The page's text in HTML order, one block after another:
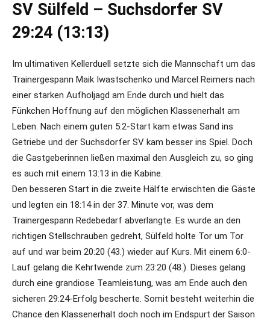
SV Sülfeld – Suchsdorfer SV
29:24 (13:13)
Im ultimativen Kellerduell setzte sich die Mannschaft um das
Trainergespann Maik Iwastschenko und Marcel Reimers nach
einer starken Aufholjagd am Ende durch und hielt das
Fünkchen Hoffnung auf den möglichen Klassenerhalt am
Leben. Nach einem guten 5:2-Start kam etwas Sand ins
Getriebe und der Suchsdorfer SV kam besser ins Spiel. Doch
die Gastgeberinnen ließen maximal den Ausgleich zu, so ging
es auch mit einem 13:13 in die Kabine.
Den besseren Start in die zweite Hälfte erwischten die Gäste
und legten ein 18:14 in der 37. Minute vor, was dem
Trainergespann Redebedarf abverlangte. Es wurde an den
richtigen Stellschrauben gedreht, Sülfeld holte Tor um Tor
auf und war beim 20:20 (43.) wieder auf Kurs. Mit einem 6:0-
Lauf gelang die Kehrtwende zum 23:20 (48.). Dieses gelang
durch eine grandiose Teamleistung, was am Ende auch den
sicheren 29:24-Erfolg bescherte. Somit besteht weiterhin die
Chance den Klassenerhalt doch noch im Endspurt der Saison